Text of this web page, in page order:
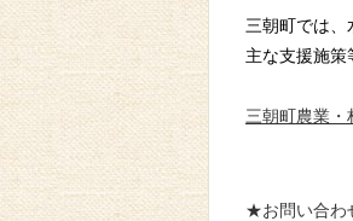
三朝町では、
主な支援施策
三朝町農業・
★お問い合